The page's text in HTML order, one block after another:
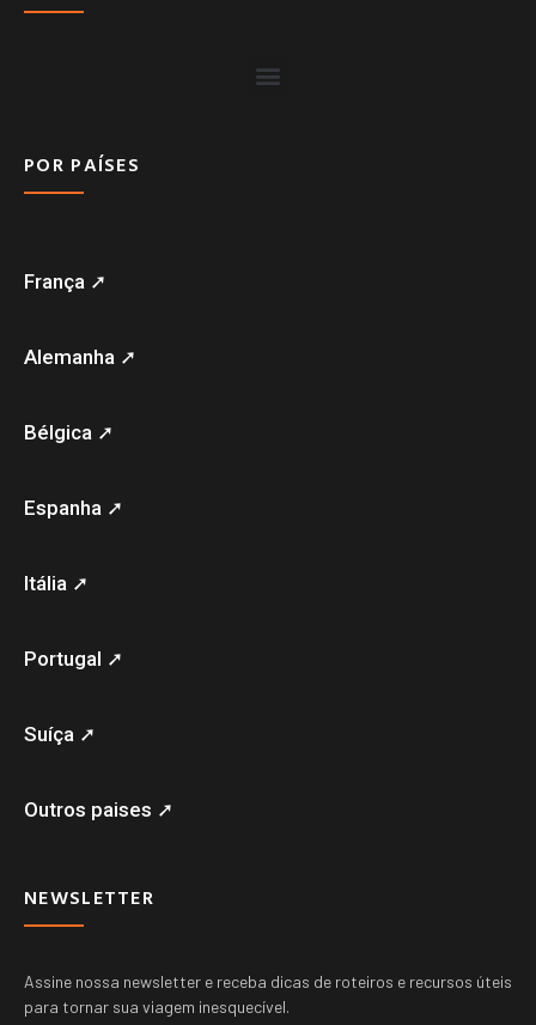
POR PAÍSES
França ➚
Alemanha ➚
Bélgica ➚
Espanha ➚
Itália ➚
Portugal ➚
Suíça ➚
Outros paises ➚
NEWSLETTER
Assine nossa newsletter e receba dicas de roteiros e recursos úteis
para tornar sua viagem inesquecível.